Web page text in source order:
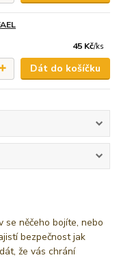
45 Kč/ks
Dát do košíčku
se něčeho bojíte, nebo
bezpečnost jak
že vás chrání